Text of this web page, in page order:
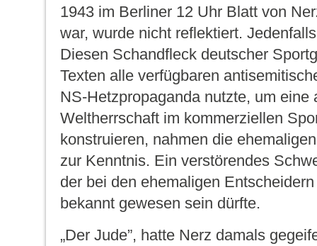
1943 im Berliner 12 Uhr Blatt von
war, wurde nicht reflektiert.
Diesen Schandfleck deutscher
Texten alle verfügbaren
NS-Hetzpropaganda nutzte, um eine
Weltherrschaft im kommerziellen
konstruieren, nahmen die
zur Kenntnis. Ein verstörendes
der bei den ehemaligen
bekannt gewesen sein dürfte.
„Der Jude”, hatte Nerz damals